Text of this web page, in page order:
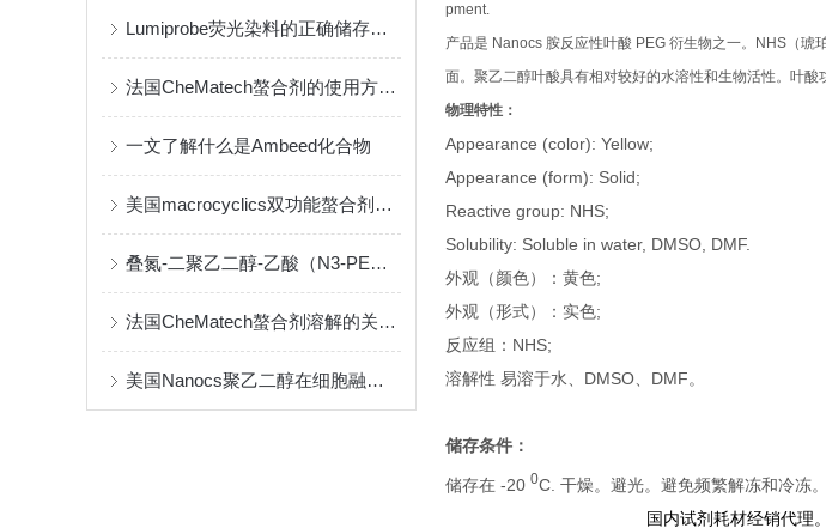
Lumiprobe荧光染料的正确储存与保管
法国CheMatech螯合剂的使用方法很简单
一文了解什么是Ambeed化合物
美国macrocyclics双功能螯合剂的包装、贮存和使用事项
叠氮-二聚乙二醇-乙酸（N3-PEG2-CH2COOH）介绍
法国CheMatech螯合剂溶解的关键注意事项
美国Nanocs聚乙二醇在细胞融合中的优点
pment.
产品是 Nanocs 胺反应性叶酸 PEG 衍生物之一。NHS（
面。聚乙二醇叶酸具有相对较好的水溶性和生物活性。叶酸
物理特性：
Appearance (color): Yellow;
Appearance (form): Solid;
Reactive group: NHS;
Solubility: Soluble in water, DMSO, DMF.
外观（颜色）：黄色;
外观（形式）：实色;
反应组：NHS;
溶解性 易溶于水、DMSO、DMF。
储存条件：
储存在 -20 0C. 干燥。避光。避免频繁解冻和冷冻。
国内试剂耗材经销代理。